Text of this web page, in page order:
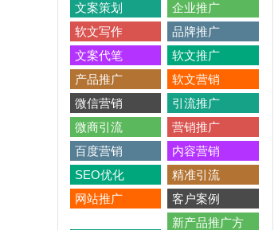
文案策划
企业推广
软文写作
品牌推广
文案代笔
软文推广
产品推广
软文营销
微信营销
引流推广
微商引流
营销推广
百度营销
内容营销
SEO优化
精准引流
网站推广
客户案例
新产品推广方